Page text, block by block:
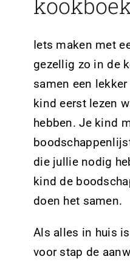
Iets maken met
gezellig zo in de
samen een
kind eerst lezen
hebben. Je kind
die jullie nodig
kind de
doen het samen.
Als alles in huis
voor stap de